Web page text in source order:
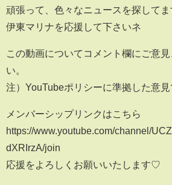
頑張って、色々なニュースを探してま
伊東マリナを応援して下さいネ
この動画についてコメント欄にご意
い。
注）YouTubeポリシーに準拠した意
メンバーシップリンクはこちら
https://www.youtube.com/channel/
dXRIrzA/join
応援をよろしくお願いいたします♡